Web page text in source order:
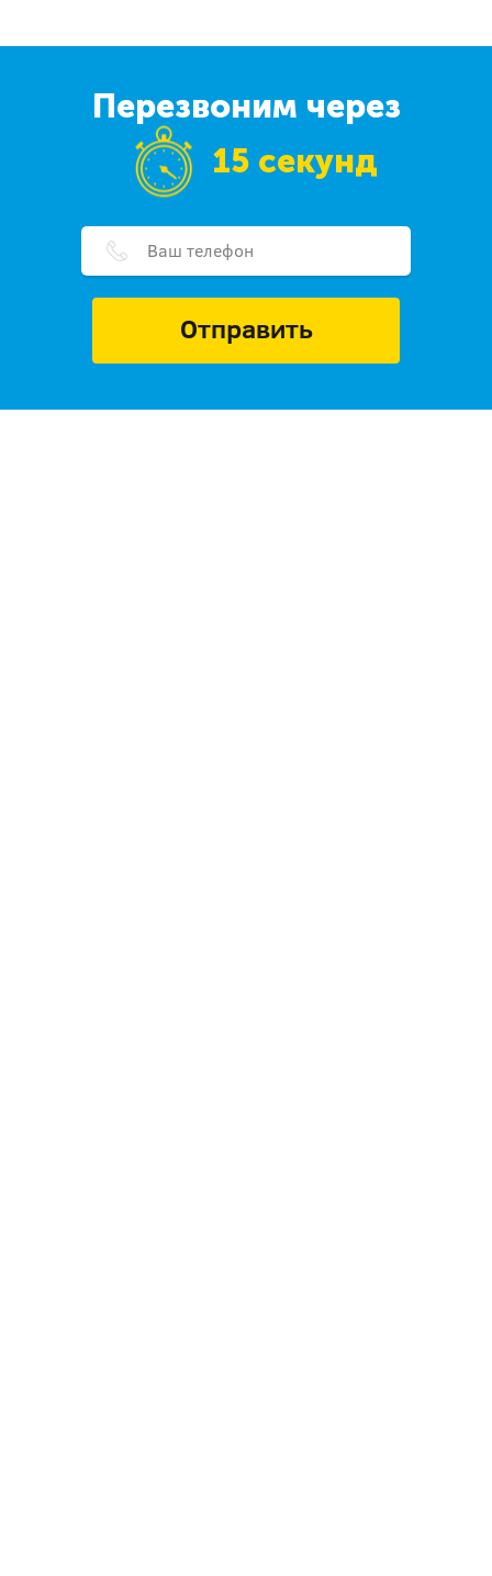
Перезвоним через
15 секунд
Отправить